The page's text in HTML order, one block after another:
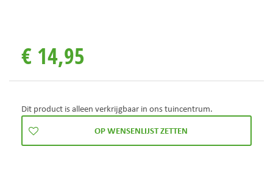
€ 14,95
Dit product is alleen verkrijgbaar in ons tuincentrum.